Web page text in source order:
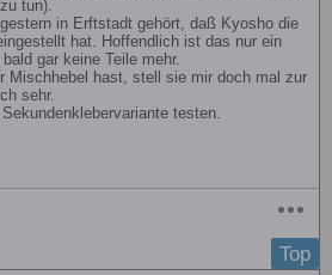
tun).
in Erftstadt gehört, daß Kyosho die
hat. Hoffendlich ist das nur ein
gar keine Teile mehr.
Mischhebel hast, stell sie mir doch mal zur
sehr.
testen.
Top